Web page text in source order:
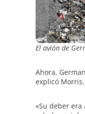
El avión de
Ahora,
explicó Morris.
«Su deber